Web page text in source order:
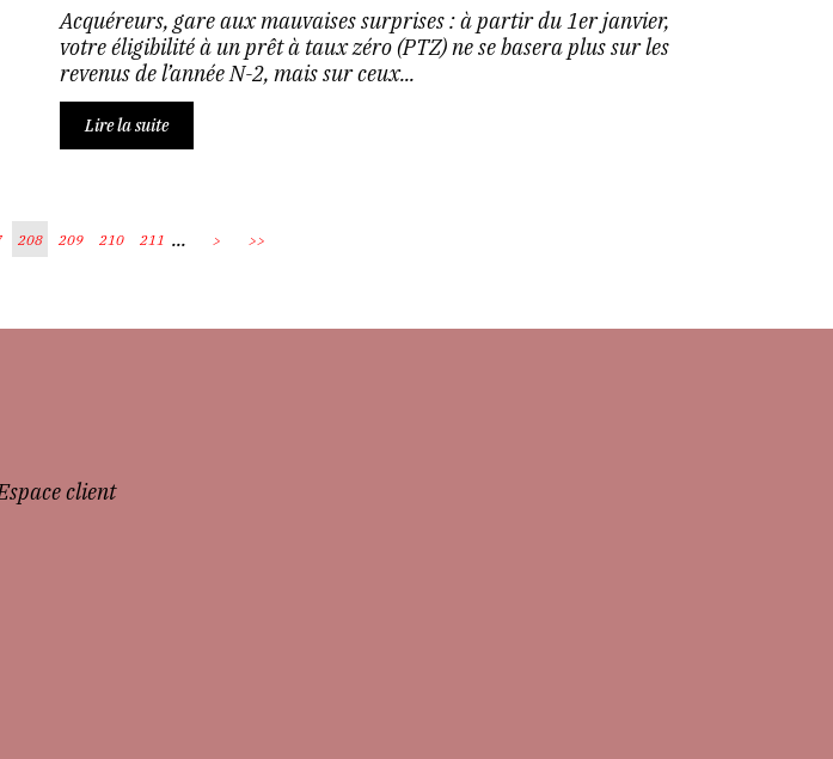
Acquéreurs, gare aux mauvaises surprises : à partir du 1er janvier,
votre éligibilité à un prêt à taux zéro (PTZ) ne se basera plus sur les
revenus de l’année N-2, mais sur ceux...
Lire la suite
208 209 210 211 ... > >>
client